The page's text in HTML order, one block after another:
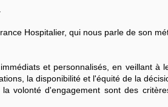
Hospitalier, qui nous parle de son
et personnalisés, en veillant à
la disponibilité et l'équité de la
volonté d'engagement sont des